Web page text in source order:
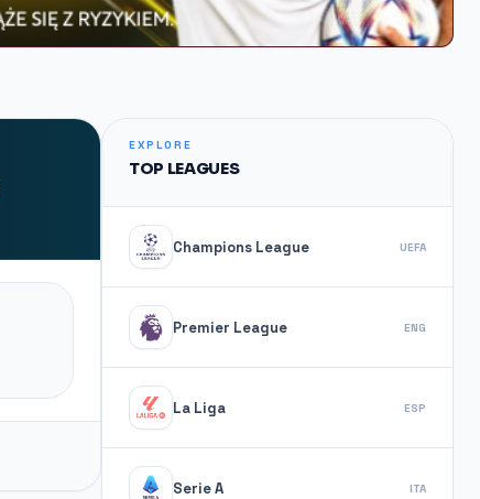
EXPLORE
TOP LEAGUES
Champions League UEFA
Premier League ENG
La Liga ESP
Serie A ITA